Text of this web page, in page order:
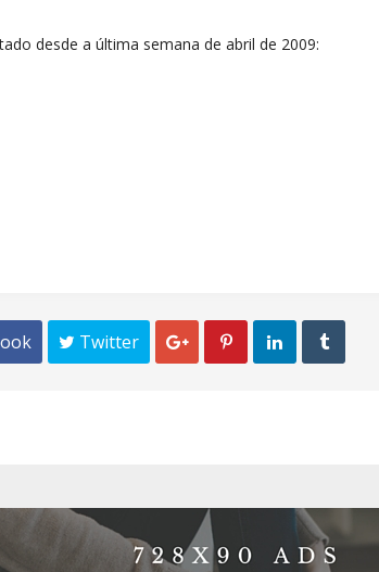
desde a última semana de abril de 2009:
 Twitter    